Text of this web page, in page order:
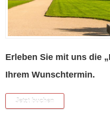
Erleben Sie mit uns die
Ihrem Wunschtermin.
Jetzt buchen